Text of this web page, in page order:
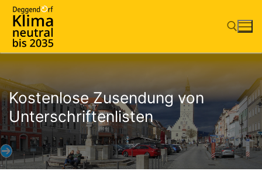
Zum
Inhalt
springen
Kostenlose Zusendung von
Unterschriftenlisten